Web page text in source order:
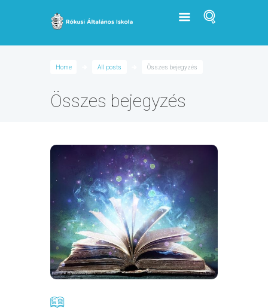
Home All posts Összes bejegyzés
Összes bejegyzés